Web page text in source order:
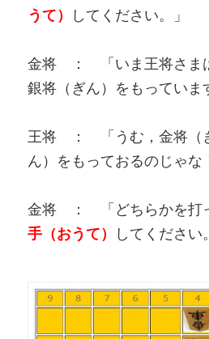
うて）
してください。」
金将 ： 「いま王将さま
銀将（ぎん）をもっていま
王将 ： 「うむ，金将（
ん）をもっておるのじゃな
金将 ： 「どちらかを打
手（おうて）
してください。